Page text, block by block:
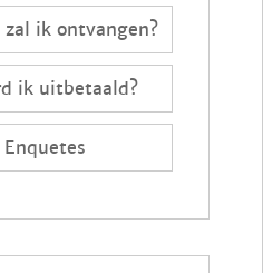
zal ik ontvangen?
ik uitbetaald?